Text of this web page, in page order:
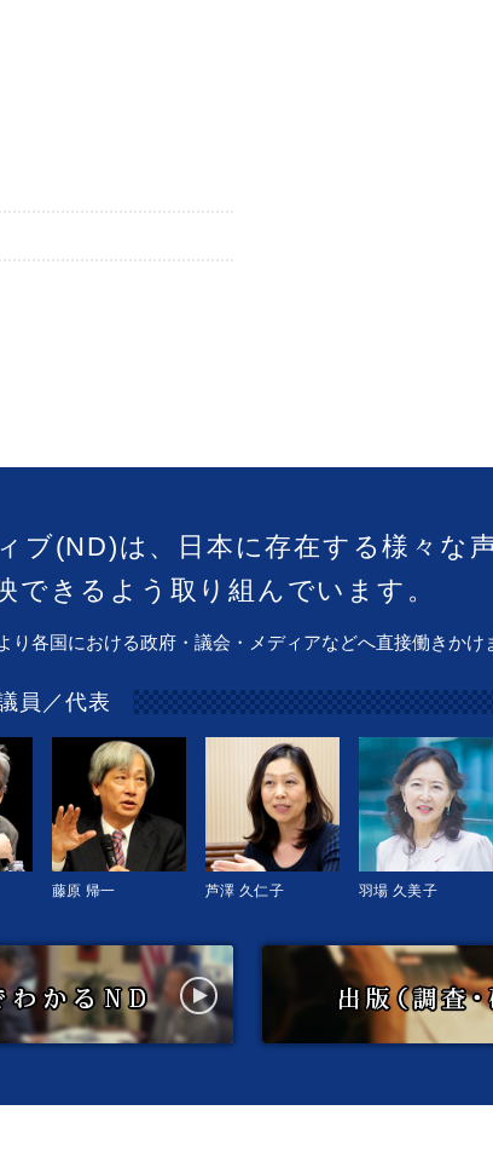
ブ(ND)は、日本に存在する様々な声
できるよう取り組んでいます。
り各国における政府・議会・メディアなどへ直接働きかけ
員／代表
藤原 帰一 芦澤 久仁子 羽場 久美子